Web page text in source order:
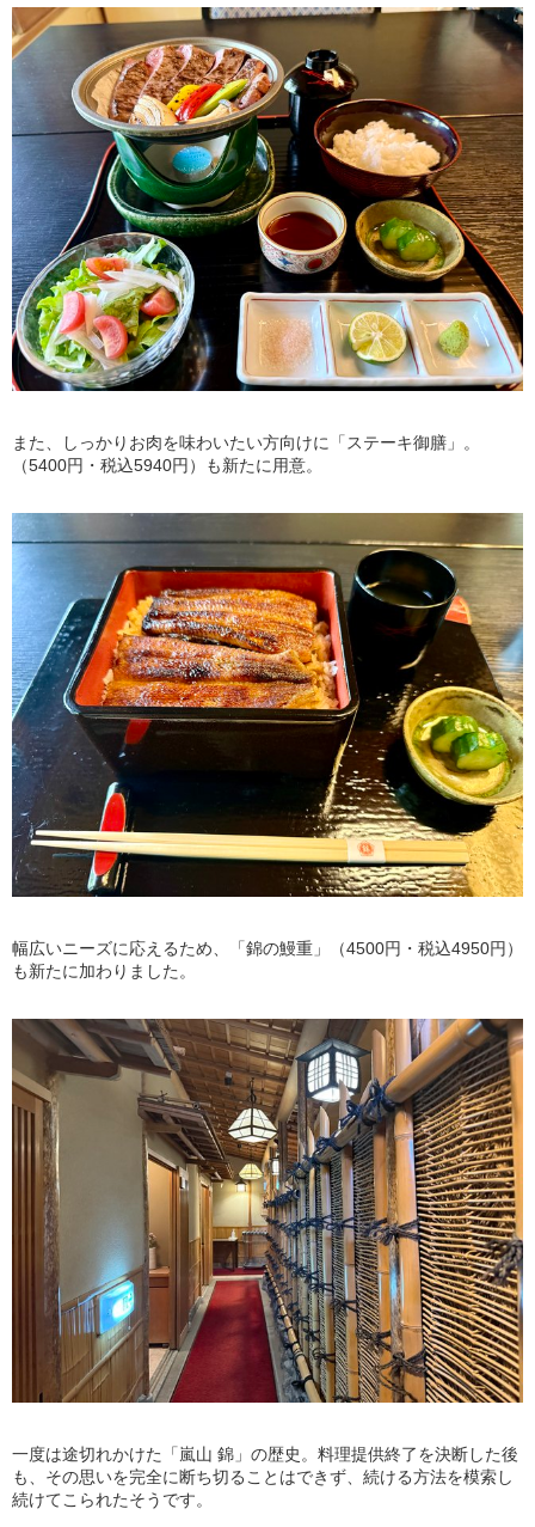
また、しっかりお肉を味わいたい方向けに「ステーキ御膳」。
（5400円・税込5940円）も新たに用意。
幅広いニーズに応えるため、「錦の鰻重」（4500円・税込4950円）
も新たに加わりました。
一度は途切れかけた「嵐山 錦」の歴史。料理提供終了を決断した後
も、その思いを完全に断ち切ることはできず、続ける方法を模索し
続けてこられたそうです。